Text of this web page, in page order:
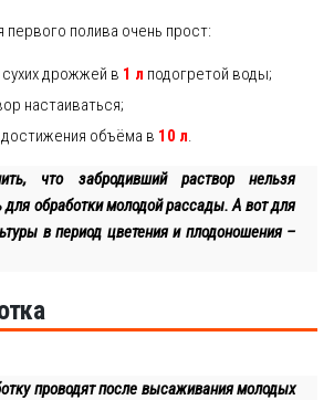
первого полива очень прост:
дрожжей в 1 л подогретой воды;
настаиваться;
объёма в 10 л.
что забродивший раствор нельзя
для обработки молодой рассады. А вот для
в период цветения и плодоношения –
проводят после высаживания молодых